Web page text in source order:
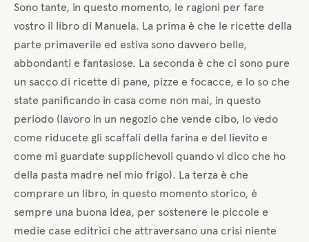
Sono tante, in questo momento, le ragioni per fare
vostro il libro di Manuela. La prima è che le ricette della
parte primaverile ed estiva sono davvero belle,
abbondanti e fantasiose. La seconda è che ci sono pure
un sacco di ricette di pane, pizze e focacce, e lo so che
state panificando in casa come non mai, in questo
periodo (lavoro in un negozio che vende cibo, lo vedo
come riducete gli scaffali della farina e del lievito e
come mi guardate supplichevoli quando vi dico che ho
della pasta madre nel mio frigo). La terza è che
comprare un libro, in questo momento storico, è
sempre una buona idea, per sostenere le piccole e
medie case editrici che attraversano una crisi niente